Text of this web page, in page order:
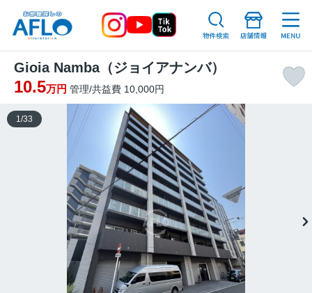
Gioia Namba（ジョイアナンバ）
10.5万円 管理/共益費 10,000円
1 /33